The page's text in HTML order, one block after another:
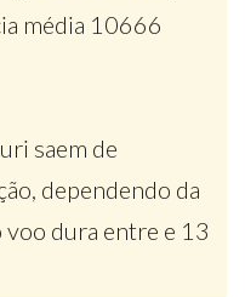
média 10666
saem de
dependendo da
voo dura entre e 13